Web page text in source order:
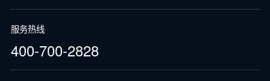
服务热线
400-700-2828